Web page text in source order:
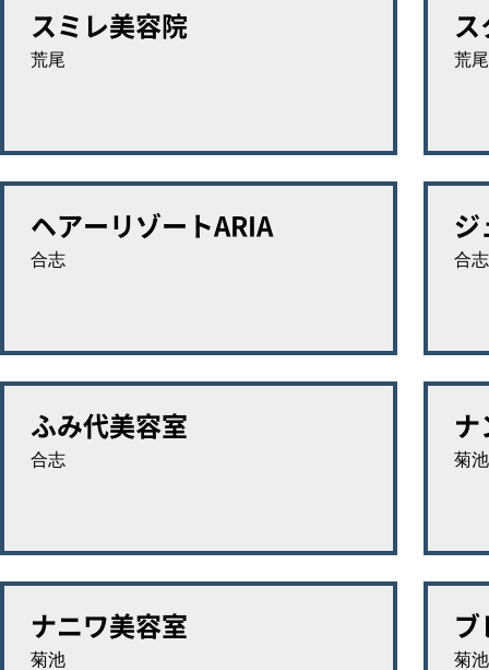
スミレ美容院
荒尾 荒尾
ヘアーリゾートARIA
合志
ジ
合志
ふみ代美容室
合志 菊池
ナニワ美容室
菊池 菊池